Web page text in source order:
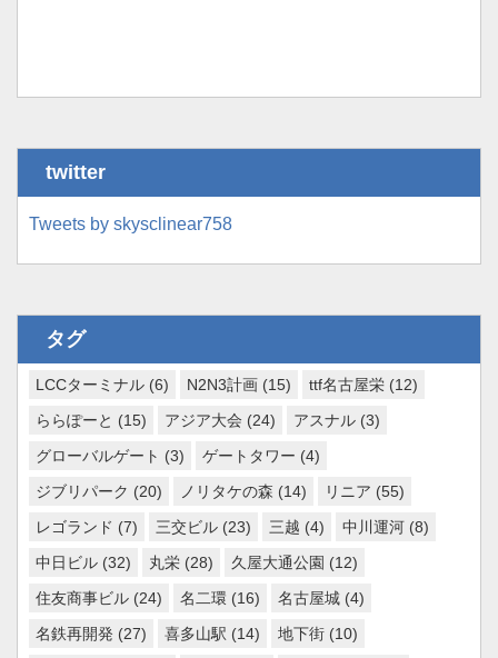
twitter
Tweets by skysclinear758
タグ
LCCターミナル (6) N2N3計画 (15) ttf名古屋栄 (12)
ららぽーと (15) アジア大会 (24) アスナル (3)
グローバルゲート (3) ゲートタワー (4)
ジブリパーク (20) ノリタケの森 (14) リニア (55)
レゴランド (7) 三交ビル (23) 三越 (4) 中川運河 (8)
中日ビル (32) 丸栄 (28) 久屋大通公園 (12)
住友商事ビル (24) 名二環 (16) 名古屋城 (4)
名鉄再開発 (27) 喜多山駅 (14) 地下街 (10)